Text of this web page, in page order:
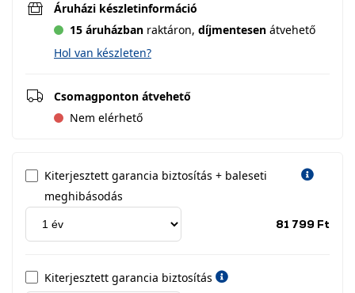
Áruházi készletinformáció
15 áruházban raktáron, díjmentesen átvehető
Hol van készleten?
Csomagponton átvehető
Nem elérhető
Kiterjesztett garancia biztosítás + baleseti
meghibásodás
81 799 Ft
Kiterjesztett garancia biztosítás